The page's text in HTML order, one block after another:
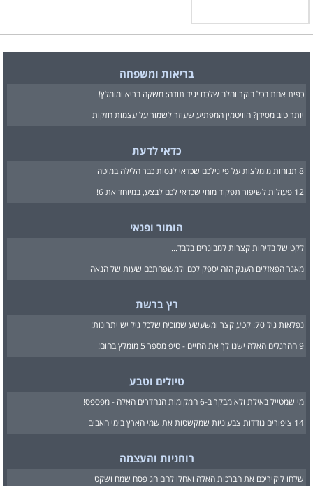
בריאות ומשפחה
כפית אחת בכל בוקר והלב שלכם יגיד תודה: משקה בריא ומומלץ!
יותר טוב מסידן? הוויטמין המפתיע שעוזר לשמור על עצמות חזקות
כדאי לדעת
8 תנוחות מומלצות על פי גילכם שכדאי לנסות כבר הלילה במיטה
12 פעולות לשיפור תפקוד מוחי שכדאי לכם לבצע, במיוחד את 6!
הומור ופנאי
לקט של בדיחות קצרות למבוגרים בלבד...
מאגר הפאזלים הענק הזה יספק לכם ולמשפחתכם שעות של הנאה
רץ ברשת
נפלאות גיל 70: קטע קצר ומשעשע שמוכיח שלכל גיל יש יתרונות!
9 ההרגלים האלה ישנו לך את החיים - טיפ מספר 5 מומלץ בחום!
טיולים וטבע
מי שמטייל באילת ולא מבקר ב-6 המקומות הנהדרים האלה - מפספס!
14 ציפורים נודדות צבעוניות שמקשטות את שמי הארץ בימי האביב
רוחניות והעצמה
שלחו ליקיריכם את הברכות האלה ואחלו להם חג פסח שמח ושקט